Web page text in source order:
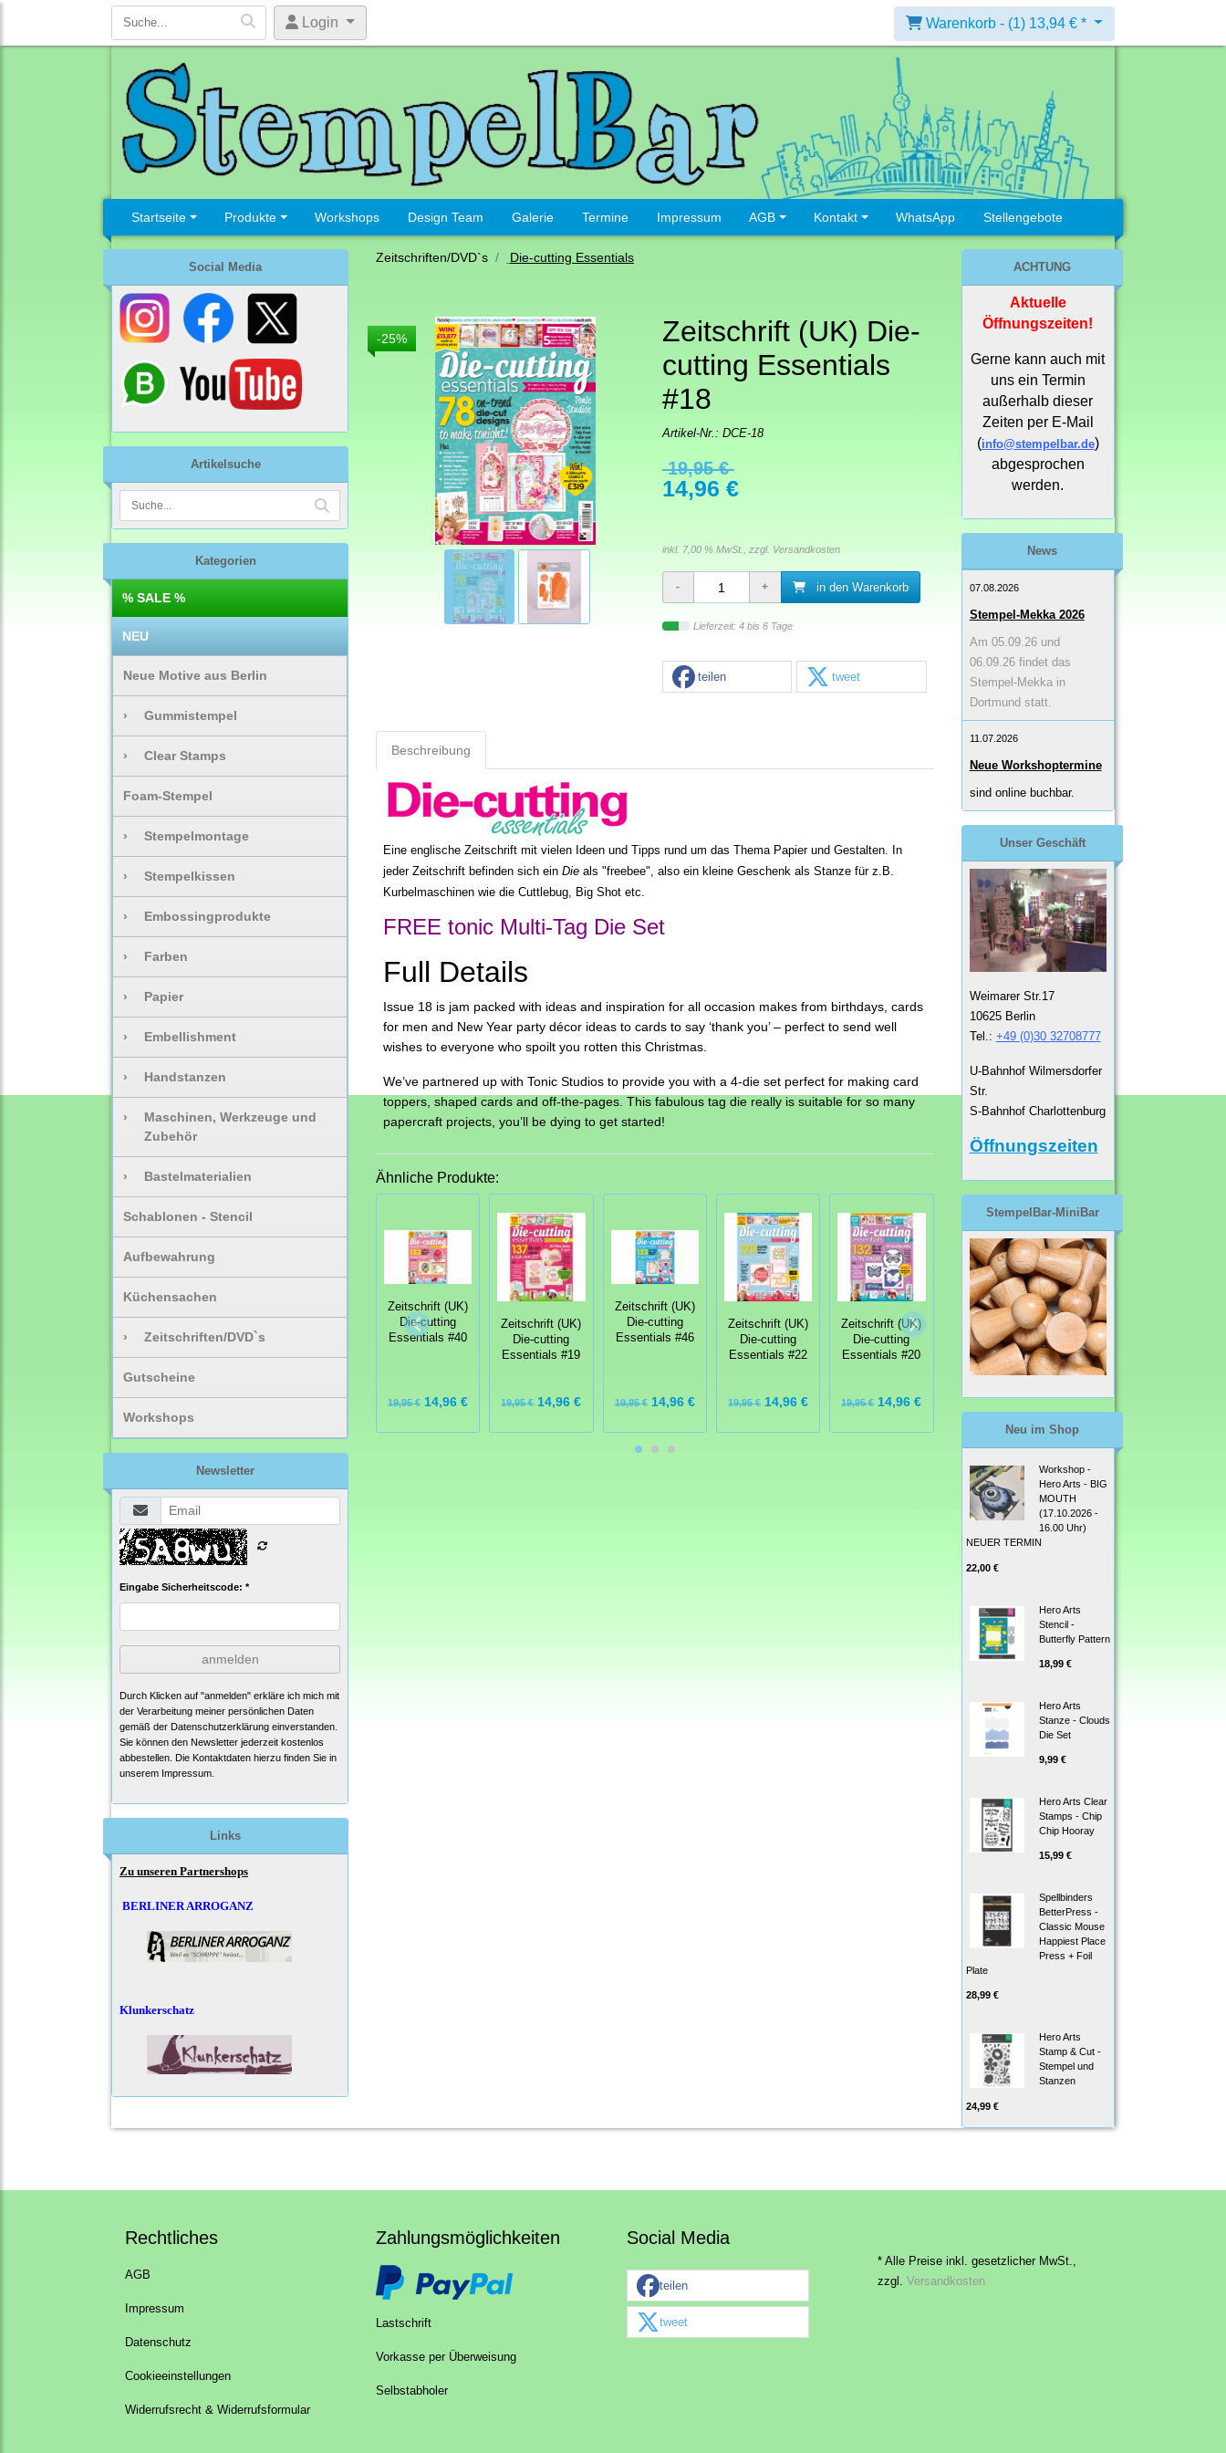
Login Warenkorb - (1) 13,94 € *
Startseite Produkte Workshops Design Team Galerie Termine Impressum AGB Kontakt WhatsApp Stellengebote
Social Media
Artikelsuche
Kategorien
% SALE %
NEU
Neue Motive aus Berlin
› Gummistempel
› Clear Stamps
Foam-Stempel
› Stempelmontage
› Stempelkissen
› Embossingprodukte
› Farben
› Papier
› Embellishment
› Handstanzen
›
Maschinen, Werkzeuge und
Zubehör
› Bastelmaterialien
Schablonen - Stencil
Aufbewahrung
Küchensachen
› Zeitschriften/DVD`s
Gutscheine
Workshops
Newsletter
Eingabe Sicherheitscode: *
anmelden
Durch Klicken auf "anmelden" erkläre ich mich mit
der Verarbeitung meiner persönlichen Daten
gemäß der Datenschutzerklärung einverstanden.
Sie können den Newsletter jederzeit kostenlos
abbestellen. Die Kontaktdaten hierzu finden Sie in
unserem Impressum.
Links
Zu unseren Partnershops
BERLINER ARROGANZ
Klunkerschatz
Zeitschriften/DVD`s Die-cutting Essentials
-25%
Zeitschrift (UK) Die-
cutting Essentials
#18
Artikel-Nr.: DCE-18
19,95 €
14,96 €
inkl. 7,00 % MwSt., zzgl. Versandkosten
in den Warenkorb
Lieferzeit: 4 bis 6 Tage
teilen tweet
Beschreibung
Eine englische Zeitschrift mit vielen Ideen und Tipps rund um das Thema Papier und Gestalten. In
jeder Zeitschrift befinden sich ein Die als "freebee", also ein kleine Geschenk als Stanze für z.B.
Kurbelmaschinen wie die Cuttlebug, Big Shot etc.
FREE tonic Multi-Tag Die Set
Full Details
Issue 18 is jam packed with ideas and inspiration for all occasion makes from birthdays, cards
for men and New Year party décor ideas to cards to say ‘thank you’ – perfect to send well
wishes to everyone who spoilt you rotten this Christmas.
We’ve partnered up with Tonic Studios to provide you with a 4-die set perfect for making card
toppers, shaped cards and off-the-pages. This fabulous tag die really is suitable for so many
papercraft projects, you’ll be dying to get started!
Ähnliche Produkte:
Zeitschrift (UK)
Die-cutting
Essentials #40
19,95 € 14,96 €
Zeitschrift (UK)
Die-cutting
Essentials #19
19,95 €14,96 €
Zeitschrift (UK)
Die-cutting
Essentials #46
19,95 €14,96 €
Zeitschrift (UK)
Die-cutting
Essentials #22
19,95 € 14,96 €
Zeitschrift (UK)
Die-cutting
Essentials #20
19,95 €14,96 €
Zeitschrift (UK)
Die-cutting
Essentials #55
14,96 €
Zeitschrift (UK)
Die-cutting
Essentials #16
14,96 €
ACHTUNG
Aktuelle
Öffnungszeiten!
Gerne kann auch mit
uns ein Termin
außerhalb dieser
Zeiten per E-Mail
(info@stempelbar.de)
abgesprochen
werden.
News
07.08.2026
Stempel-Mekka 2026
Am 05.09.26 und
06.09.26 findet das
Stempel-Mekka in
Dortmund statt.
11.07.2026
Neue Workshoptermine
sind online buchbar.
Unser Geschäft
Weimarer Str.17
10625 Berlin
Tel.: +49 (0)30 32708777
U-Bahnhof Wilmersdorfer
Str.
S-Bahnhof Charlottenburg
Öffnungszeiten
StempelBar-MiniBar
Neu im Shop
Workshop -
Hero Arts - BIG
MOUTH
(17.10.2026 -
16.00 Uhr)
NEUER TERMIN
22,00 €
Hero Arts
Stencil -
Butterfly Pattern
18,99 €
Hero Arts
Stanze - Clouds
Die Set
9,99 €
Hero Arts Clear
Stamps - Chip
Chip Hooray
15,99 €
Spellbinders
BetterPress -
Classic Mouse
Happiest Place
Press + Foil
Plate
28,99 €
Hero Arts
Stamp & Cut -
Stempel und
Stanzen
24,99 €
Rechtliches
AGB
Impressum
Datenschutz
Cookieeinstellungen
Widerrufsrecht & Widerrufsformular
Zahlungsmöglichkeiten
Lastschrift
Vorkasse per Überweisung
Selbstabholer
Social Media
teilen
tweet
* Alle Preise inkl. gesetzlicher MwSt.,
zzgl.
Versandkosten